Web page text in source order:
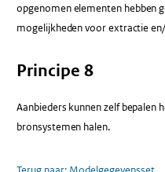
opgenomen elementen hebben
mogelijkheden voor extractie
Principe 8
Aanbieders kunnen zelf bepalen
bronsystemen halen.